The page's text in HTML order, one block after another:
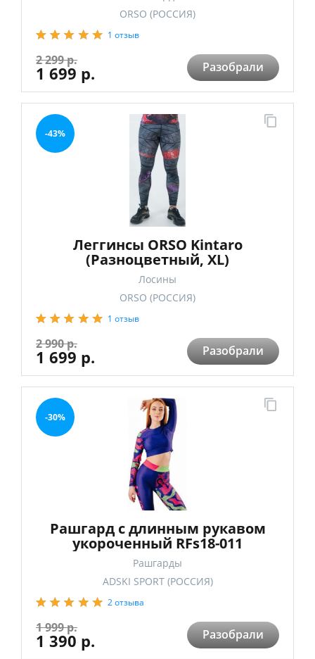
ORSO (РОССИЯ)
1 отзыв
2 299 р.
1 699 р. Разобрали
-43%
Леггинсы ORSO Kintaro
(Разноцветный, XL)
Лосины
ORSO (РОССИЯ)
1 отзыв
2 990 р.
1 699 р. Разобрали
-30%
Рашгард с длинным рукавом
укороченный RFs18-011
(Фиолетово-розовый, M)
Рашгарды
ADSKI SPORT (РОССИЯ)
2 отзыва
1 999 р.
1 390 р. Разобрали